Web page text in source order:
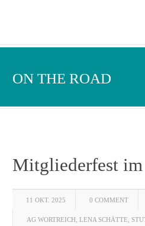
ON THE ROAD
Mitgliederfest
11 OKT. 2025 0 COMMENT
AG WORTREICH LENA SCHÄTTE